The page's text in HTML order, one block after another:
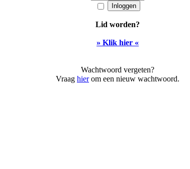
Lid worden?
» Klik hier «
Wachtwoord vergeten?
Vraag hierom een nieuw wachtwoord.